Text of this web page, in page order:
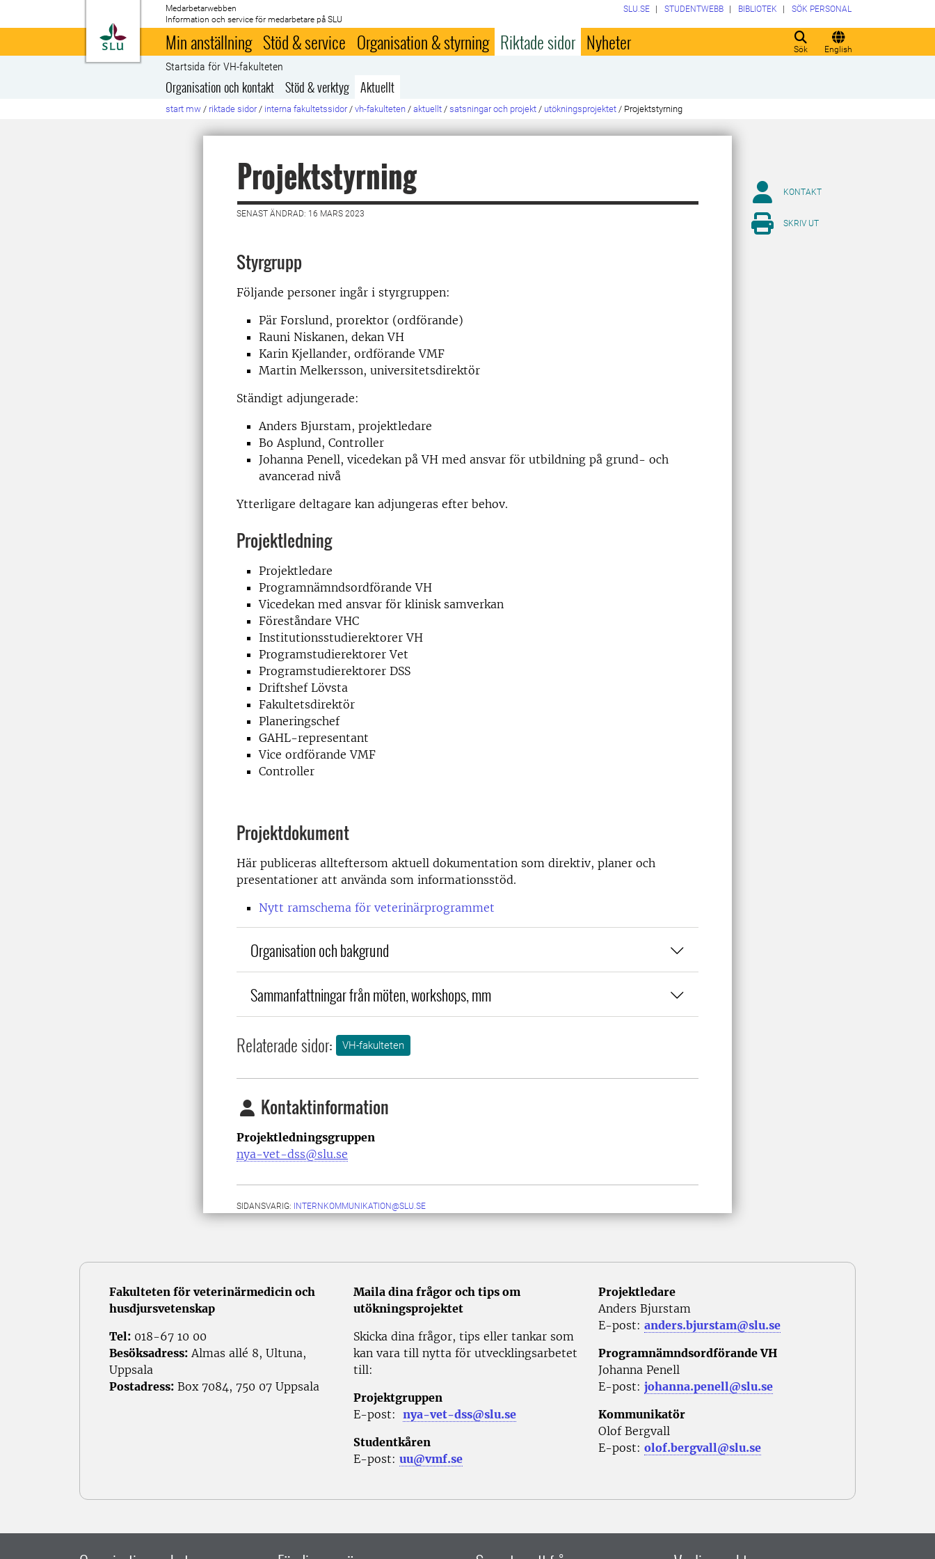
Till startsida
Medarbetarwebben
Information och service för medarbetare på SLU
Sök English
SLU.SE STUDENTWEBB BIBLIOTEK SÖK PERSONAL
Min anställning Stöd & service Organisation & styrning Riktade sidor Nyheter
Startsida för VH-fakulteten
Organisation och kontakt Stöd & verktyg Aktuellt
start mw / riktade sidor / interna fakultetssidor / vh-fakulteten / aktuellt / satsningar och projekt / utökningsprojektet / Projektstyrning
Projektstyrning
SENAST ÄNDRAD: 16 MARS 2023
Styrgrupp
Följande personer ingår i styrgruppen:
Pär Forslund, prorektor (ordförande)
Rauni Niskanen, dekan VH
Karin Kjellander, ordförande VMF
Martin Melkersson, universitetsdirektör
Ständigt adjungerade:
Anders Bjurstam, projektledare
Bo Asplund, Controller
Johanna Penell, vicedekan på VH med ansvar för utbildning på grund- och
avancerad nivå
Ytterligare deltagare kan adjungeras efter behov.
Projektledning
Projektledare
Programnämndsordförande VH
Vicedekan med ansvar för klinisk samverkan
Föreståndare VHC
Institutionsstudierektorer VH
Programstudierektorer Vet
Programstudierektorer DSS
Driftshef Lövsta
Fakultetsdirektör
Planeringschef
GAHL-representant
Vice ordförande VMF
Controller
Projektdokument
Här publiceras allteftersom aktuell dokumentation som direktiv, planer och
presentationer att använda som informationsstöd.
Nytt ramschema för veterinärprogrammet
Organisation och bakgrund
Sammanfattningar från möten, workshops, mm
Relaterade sidor: VH-fakulteten
Kontaktinformation
Projektledningsgruppen
nya-vet-dss@slu.se
SIDANSVARIG: INTERNKOMMUNIKATION@SLU.SE
KONTAKT
SKRIV UT
Fakulteten för veterinärmedicin och
husdjursvetenskap
Tel: 018-67 10 00
Besöksadress: Almas allé 8, Ultuna,
Uppsala
Postadress: Box 7084, 750 07 Uppsala
Maila dina frågor och tips om
utökningsprojektet
Skicka dina frågor, tips eller tankar som
kan vara till nytta för utvecklingsarbetet
till:
Projektgruppen
E-post:nya-vet-dss@slu.se
Studentkåren
E-post:uu@vmf.se
Projektledare
Anders Bjurstam
E-post: anders.bjurstam@slu.se
Programnämndsordförande VH
Johanna Penell
E-post: johanna.penell@slu.se
Kommunikatör
Olof Bergvall
E-post: olof.bergvall@slu.se